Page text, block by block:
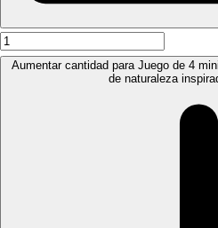
Aumentar cantidad para Juego de 4
de naturaleza